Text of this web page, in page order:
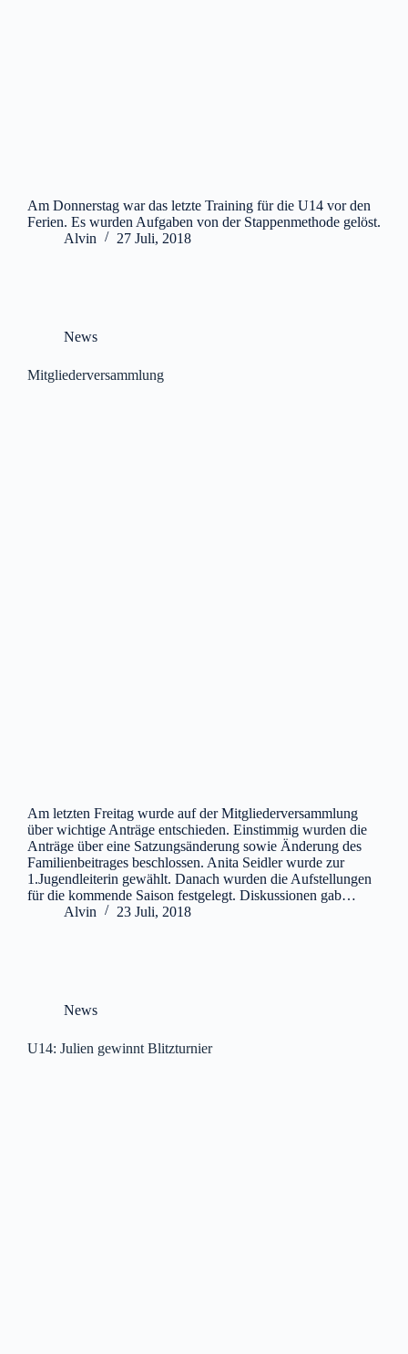
Am Donnerstag war das letzte Training für die U14 vor den
Ferien. Es wurden Aufgaben von der Stappenmethode gelöst.
Alvin
27 Juli, 2018
News
Mitgliederversammlung
Am letzten Freitag wurde auf der Mitgliederversammlung
über wichtige Anträge entschieden. Einstimmig wurden die
Anträge über eine Satzungsänderung sowie Änderung des
Familienbeitrages beschlossen. Anita Seidler wurde zur
1.Jugendleiterin gewählt. Danach wurden die Aufstellungen
für die kommende Saison festgelegt. Diskussionen gab…
Alvin
23 Juli, 2018
News
U14: Julien gewinnt Blitzturnier